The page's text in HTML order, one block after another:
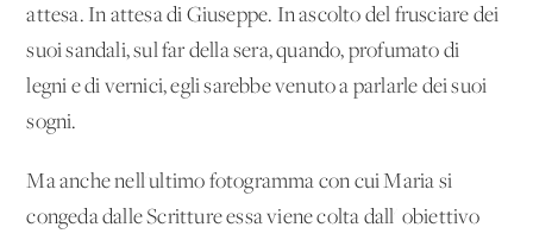
attesa. In attesa di Giuseppe. In ascolto del frusciare dei
suoi sandali, sul far della sera, quando, profumato di
legni e di vernici, egli sarebbe venuto a parlarle dei suoi
sogni.
Ma anche nell'ultimo fotogramma con cui Maria si
congeda dalle Scritture essa viene colta dall' obiettivo